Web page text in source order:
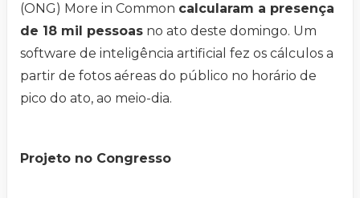
(ONG) More in Common calcularam a presença
de 18 mil pessoas no ato deste domingo. Um
software de inteligência artificial fez os cálculos a
partir de fotos aéreas do público no horário de
pico do ato, ao meio-dia.
Projeto no Congresso